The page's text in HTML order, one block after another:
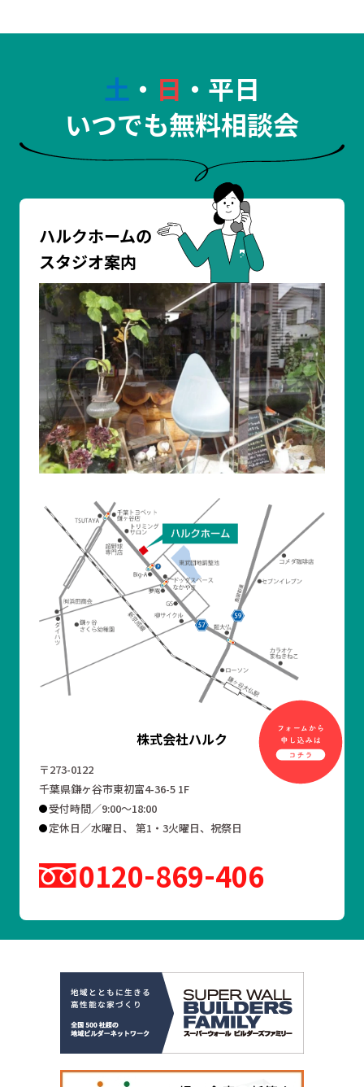
土 ・ 日 ・平日
いつでも無料相談会
ハルクホームの
スタジオ案内
株式会社ハルク
〒273-0122
千葉県鎌ヶ谷市東初富4-36-5 1F
受付時間／9:00～18:00
定休日／水曜日、 第1・3火曜日、祝祭日
0120 869 406